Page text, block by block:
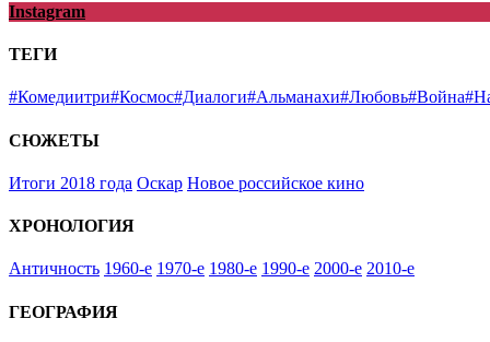
Instagram
ТЕГИ
#Комедиитри#Космос#Диалоги#Альманахи#Любовь#Война
СЮЖЕТЫ
Итоги 2018 года Оскар Новое российское кино
ХРОНОЛОГИЯ
Античность 1960-е 1970-е 1980-е 1990-е 2000-е 2010-е
ГЕОГРАФИЯ